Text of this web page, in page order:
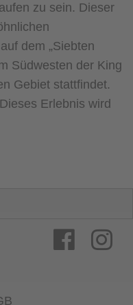
zu sein. Dieser
dem „Siebten
Südwesten der King
Gebiet stattfindet.
Erlebnis wird